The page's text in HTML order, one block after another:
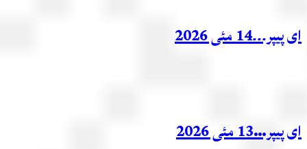
مئی 2026
مئی 2026